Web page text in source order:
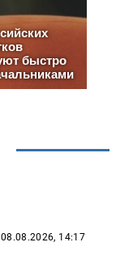
08.08.2026, 14:17